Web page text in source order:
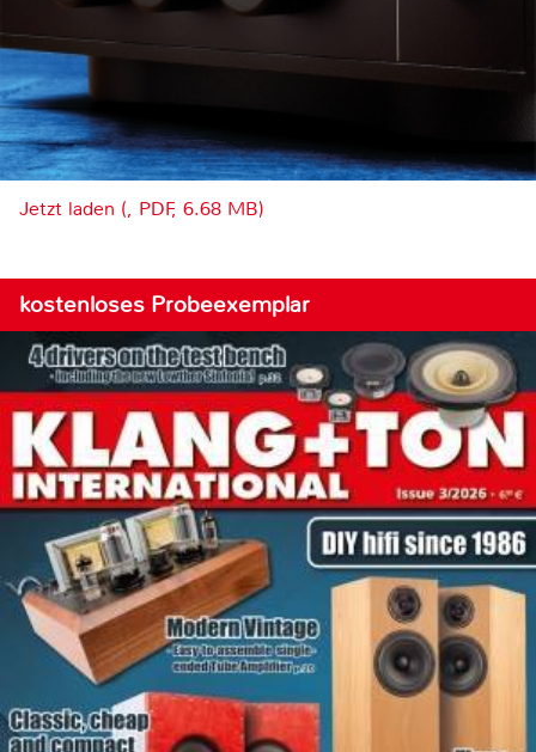
Jetzt laden (, PDF, 6.68 MB)
kostenloses Probeexemplar